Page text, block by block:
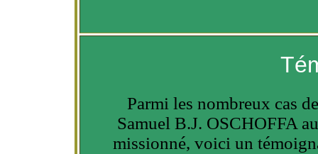
Parmi les nombreux cas
Samuel B.J. OSCHOFFA
missionné, voici un